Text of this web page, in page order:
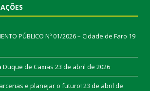
PÚBLICO Nº 01/2026 – Cidade de Faro 19
Duque de Caxias 23 de abril de 2026
e planejar o futuro! 23 de abril de